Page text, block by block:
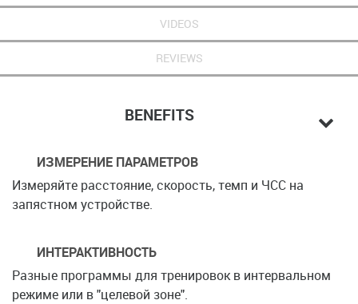
VIDEOS
REVIEWS
BENEFITS
ИЗМЕРЕНИЕ ПАРАМЕТРОВ
Измеряйте расстояние, скорость, темп и ЧСС на
запястном устройстве.
ИНТЕРАКТИВНОСТЬ
Разные программы для тренировок в интервальном
режиме или в "целевой зоне".